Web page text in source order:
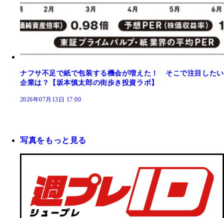
ナフサ不足で紙で包装する機会が増えた！ そこで注目したい
企業は？【坂本慎太郎の街歩き投資ラボ】
2026年07月13日 17:00
写真をもっと見る